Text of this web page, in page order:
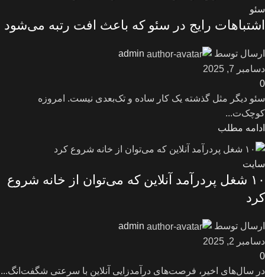
سئو
اشتباهات رایج در سئو که باعث افت رتبه می‌شود
ارسال توسط
admin
دسامبر 7, 2025
0
سئو دیگر مثل گذشته یک کار ساده و تک‌بعدی نیست. امروزه
کوچک‌ت...
ادامه مطلب
سایت
۱۰ شغل پردرآمد آنلاین که می‌توان از خانه شروع
کرد
ارسال توسط
admin
دسامبر 2, 2025
0
در سال‌های اخیر، فرصت‌های درآمدزایی آنلاین با سرعتی شگفت‌انگ...